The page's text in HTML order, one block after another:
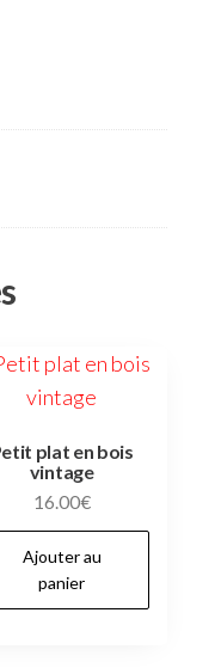
plat en bois
vintage
16.00€
Ajouter au
panier